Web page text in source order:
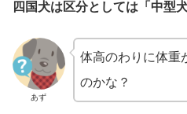
四国犬は区分としては「中型犬
あず
体高のわりに体重
のかな？